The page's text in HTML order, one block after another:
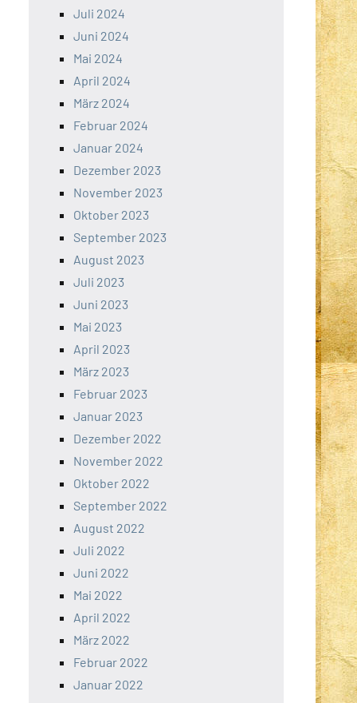
Juli 2024
Juni 2024
Mai 2024
April 2024
März 2024
Februar 2024
Januar 2024
Dezember 2023
November 2023
Oktober 2023
September 2023
August 2023
Juli 2023
Juni 2023
Mai 2023
April 2023
März 2023
Februar 2023
Januar 2023
Dezember 2022
November 2022
Oktober 2022
September 2022
August 2022
Juli 2022
Juni 2022
Mai 2022
April 2022
März 2022
Februar 2022
Januar 2022